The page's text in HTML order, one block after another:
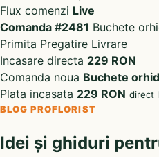
Flux comenzi Live
Comanda #2481 Buchete
Primita Pregatire Livrare
Incasare directa 229 RON
Comanda noua Buchete
Plata incasata 229 RON direct
BLOG PROFLORIST
Idei și ghiduri